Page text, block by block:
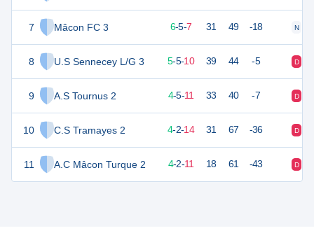
7 Mâcon FC 3
8 U.S Sennecey L/G 3
9 A.S Tournus 2
10 C.S Tramayes 2
11 A.C Mâcon Turque 2
6-5-7 31 49 -18 N
20 5-5-10 39 44 -5 D
4-5-11 33 40 -7 D
14 4-2-14 31 67 -36 D
11 4-2-11 18 61 -43 D